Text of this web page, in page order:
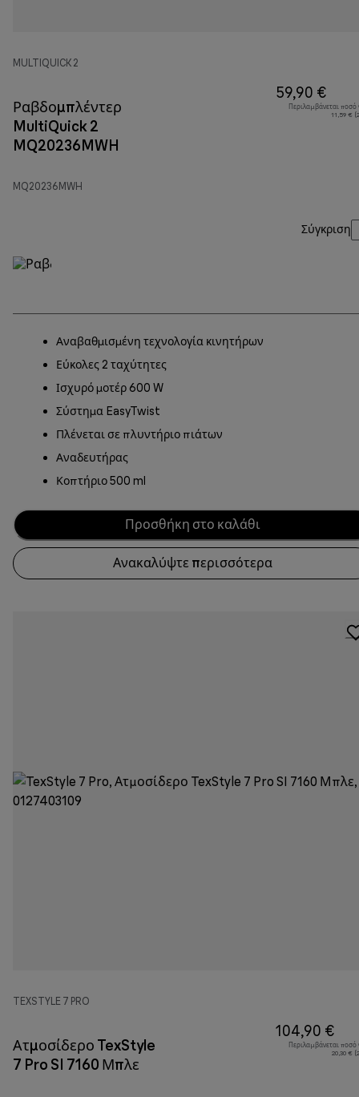
MULTIQUICK 2
Ραβδομπλέντερ
MultiQuick 2
MQ20236MWH
MQ20236MWH
59,90 €
Περιλαμβάνεται
11,59 €
Σύγκριση
Αναβαθμισμένη τεχνολογία κινητήρων
Εύκολες 2 ταχύτητες
Ισχυρό μοτέρ 600 W
Σύστημα EasyTwist
Πλένεται σε πλυντήριο πιάτων
Αναδευτήρας
Κοπτήριο 500 ml
Προσθήκη στο καλάθι
Ανακαλύψτε περισσότερα
TEXSTYLE 7 PRO
Ατμοσίδερο TexStyle
7 Pro SI 7160 Μπλε
104,90 €
Περιλαμβάνεται
20,30 €